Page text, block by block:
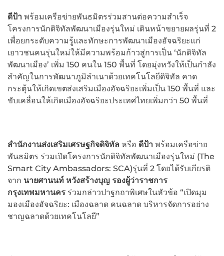
ดีป้า พร้อมเครือข่ายพันธมิตรร่วมสานต่อความสำเร็จ
โครงการนักดิจิทัลพัฒนาเมืองรุ่นใหม่ เดินหน้าขยายผลรุ่นที่ 2
เพื่อยกระดับความรู้และทักษะการพัฒนาเมืองอัจฉริยะแก่
เยาวชนคนรุ่นใหม่ให้มีความพร้อมก้าวสู่การเป็น ‘นักดิจิทัล
พัฒนาเมือง’ เพิ่ม 150 คนใน 150 พื้นที่ โดยมุ่งหวังให้เป็นกำลัง
สำคัญในการพัฒนาภูมิลำเนาด้วยเทคโนโลยีดิจิทัล คาด
กระตุ้นให้เกิดเขตส่งเสริมเมืองอัจฉริยะเพิ่มเป็น 150 พื้นที่ และ
ขับเคลื่อนให้เกิดเมืองอัจฉริยะประเทศไทยเพิ่มกว่า 50 พื้นที่
สำนักงานส่งเสริมเศรษฐกิจดิจิทัล หรือ ดีป้า พร้อมเครือข่าย
พันธมิตร ร่วมเปิดโครงการนักดิจิทัลพัฒนาเมืองรุ่นใหม่ (The
Smart City Ambassadors: SCA)รุ่นที่ 2 โดยได้รับเกียรติ
จาก นายศานนท์ หวังสร้างบุญ รองผู้ว่าราชการ
กรุงเทพมหานคร ร่วมกล่าวปาฐกถาพิเศษในหัวข้อ “เปิดมุม
มองเมืองอัจฉริยะ: เมืองฉลาด คนฉลาด บริหารจัดการอย่าง
ชาญฉลาดด้วยเทคโนโลยี”